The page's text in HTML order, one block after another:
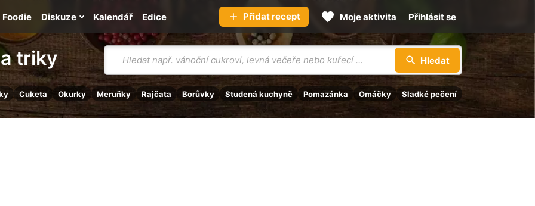
triky
Vyhledávání
Hledat
Cuketa Okurky Meruňky Rajčata Borůvky Studená kuchyně Pomazánka Omáčky Sladké pečení
Kalendář
Foodie Diskuze Edice Přidat recept Moje aktivita Přihlásit se